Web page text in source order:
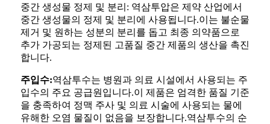
중간 생성물 정제 및 분리: 역삼투압은 제약 산업에서
중간 생성물의 정제 및 분리에 사용됩니다.이는 불순물
제거 및 원하는 성분의 분리를 돕고 최종 의약품으로
추가 가공되는 정제된 고품질 중간 제품의 생산을 촉진
합니다.
주입수:역삼투수는 병원과 의료 시설에서 사용되는 주
입수의 주요 공급원입니다.이 제품은 엄격한 품질 기준
을 충족하여 정맥 주사 및 의료 시술에 사용되는 물에
유해한 오염 물질이 없음을 보장합니다.역삼투수의 순